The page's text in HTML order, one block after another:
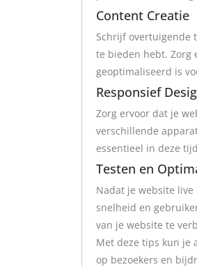
Content Creatie
Schrijf overtuigende
te bieden hebt. Zorg
geoptimaliseerd is
Responsief
Zorg ervoor dat je
verschillende
essentieel in deze
Testen en
Nadat je website
snelheid en
van je website te
Met deze tips kun je
op bezoekers en